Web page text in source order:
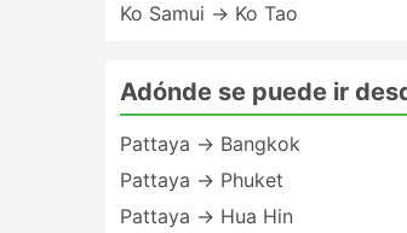
Ko Samui → Ko Tao
Adónde se puede ir
Pattaya → Bangkok
Pattaya → Phuket
Pattaya → Hua Hin